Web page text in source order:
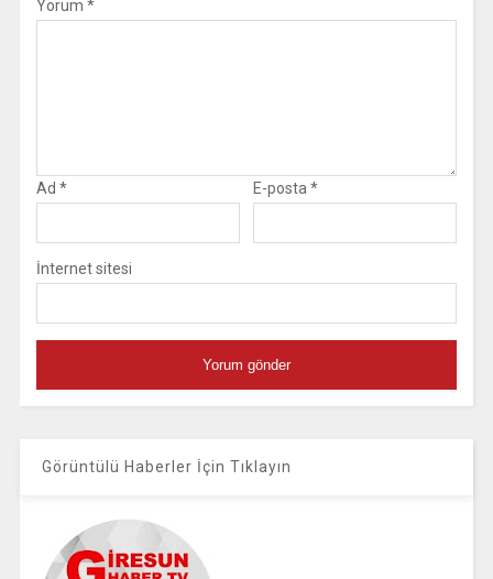
Yorum *
Ad * E-posta *
İnternet sitesi
Görüntülü Haberler İçin Tıklayın